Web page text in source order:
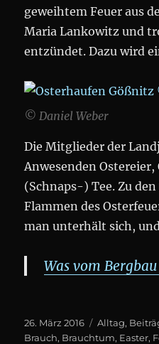
geweihtem Feuer aus
Maria Lankowitz und
entzündet. Dazu wird
© Daniel Weber
Die Mitglieder der
Anwesenden
(Schnaps-) Tee. Zu
Flammen des
man unterhält sich,
Was vom
Posted
on
26. März 2016 Categories
Alltag,
Brauch, Brauchtum, Easter,